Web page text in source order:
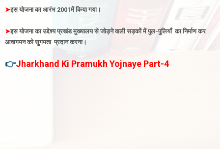
➤इस योजना का आरंभ 2001में किया गया।
➤इस योजना का उद्देश्य प्रखंड मुख्यालय से जोड़ने वाली सड़कों में पुल-पुलियाँ का निर्माण कर
आवागमन को सुगमता प्रदान करना।
👉Jharkhand Ki Pramukh Yojnaye Part-4